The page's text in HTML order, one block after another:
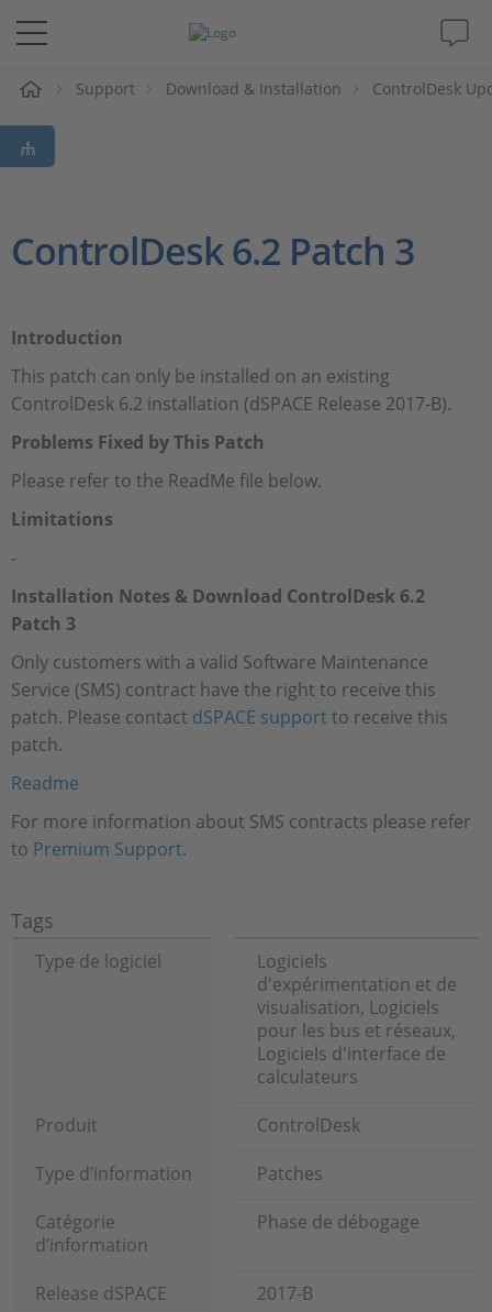
Solutions & Produits
Support
Carrières
Support Download & Installation ControlDesk
ControlDesk 6.2 Patch 3
Introduction
This patch can only be installed on an existing
ControlDesk 6.2 installation (dSPACE Release 2017-B).
Problems Fixed by This Patch
Please refer to the ReadMe file below.
Limitations
-
Installation Notes & Download ControlDesk 6.2
Patch 3
Only customers with a valid Software Maintenance
Service (SMS) contract have the right to receive this
patch. Please contact dSPACE support to receive this
patch.
Readme
For more information about SMS contracts please refer
to Premium Support.
Tags
Type de logiciel
Logiciels
d'expérimentation et de
visualisation, Logiciels
pour les bus et réseaux,
Logiciels d'interface de
calculateurs
Produit
ControlDesk
Type d’information
Patches
Catégorie
d’information
Phase de débogage
Release dSPACE 2017-B